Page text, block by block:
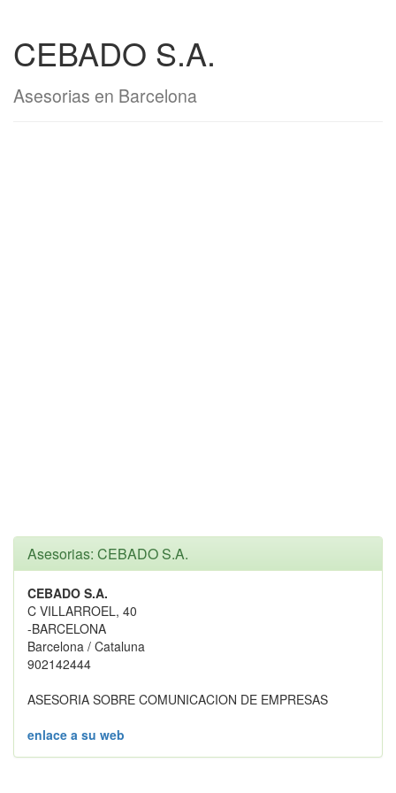
CEBADO S.A.
Asesorias en Barcelona
Asesorias: CEBADO S.A.
CEBADO S.A.
C VILLARROEL, 40
-BARCELONA
Barcelona / Cataluna
902142444
ASESORIA SOBRE COMUNICACION DE EMPRESAS
enlace a su web